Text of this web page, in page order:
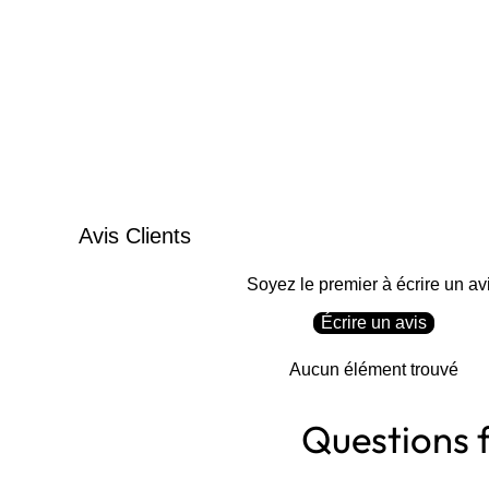
Avis Clients
Soyez le premier à écrire un
Écrire un avis
Aucun élément trouvé
Questions